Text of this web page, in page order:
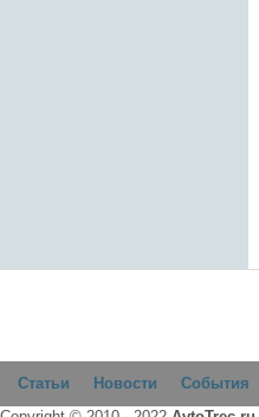
Статьи Новости События